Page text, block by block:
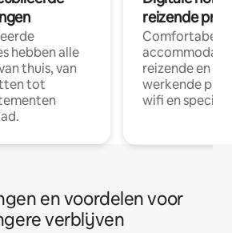
hebben alle
thuis, van
tot
reizende
Comfortabele
reizende en
werkende
wifi en
en voordelen voor
verblijven